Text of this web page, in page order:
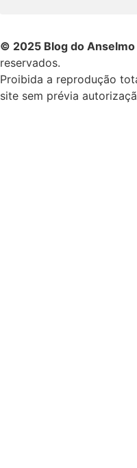
© 2025 Blog do Anselmo
reservados.
Proibida a reprodução
site sem prévia